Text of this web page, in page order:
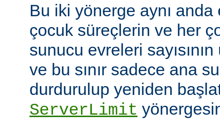
Bu iki yönerge aynı
çocuk süreçlerin ve her
sunucu evreleri sayısının
ve bu sınır sadece ana
durdurulup yeniden
ServerLimit